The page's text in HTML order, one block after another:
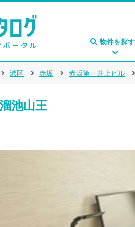
物件を探す
港区 赤坂 赤坂第一井上ビル
池山王